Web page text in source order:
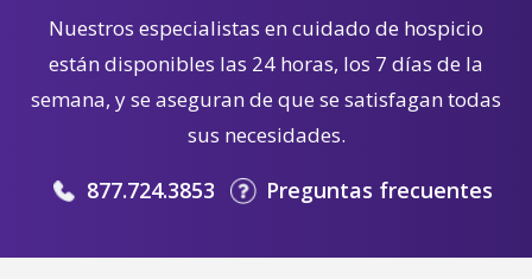
Nuestros especialistas en cuidado de hospicio
están disponibles las 24 horas, los 7 días de la
semana, y se aseguran de que se satisfagan todas
sus necesidades.
877.724.3853 Preguntas frecuentes